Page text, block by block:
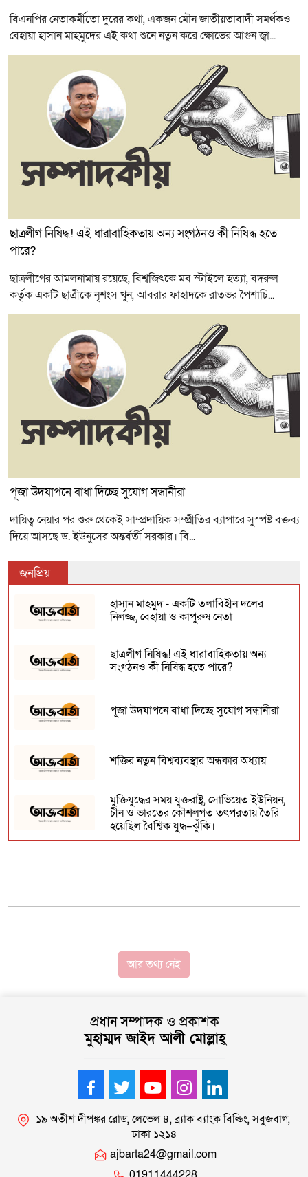
বিএনপির নেতাকর্মীতো দুরের কথা, একজন মৌন জাতীয়তাবাদী সমর্থকও
বেহায়া হাসান মাহমুদের এই কথা শুনে নতুন করে ক্ষোভের আগুন জ্বা...
ছাত্রলীগ নিষিদ্ধ! এই ধারাবাহিকতায় অন্য সংগঠনও কী নিষিদ্ধ হতে
পারে?
ছাত্রলীগের আমলনামায় রয়েছে, বিশ্বজিৎকে মব স্টাইলে হত্যা, বদরুল
কর্তৃক একটি ছাত্রীকে নৃশংস খুন, আবরার ফাহাদকে রাতভর পৈশাচি...
পূজা উদযাপনে বাধা দিচ্ছে সুযোগ সন্ধানীরা
দায়িত্ব নেয়ার পর শুরু থেকেই সাম্প্রদায়িক সম্প্রীতির ব্যাপারে সুস্পষ্ট বক্তব্য
দিয়ে আসছে ড. ইউনুসের অন্তর্বর্তী সরকার। বি...
জনপ্রিয়
হাসান মাহমুদ - একটি তলাবিহীন দলের
নির্লজ্জ, বেহায়া ও কাপুরুষ নেতা
ছাত্রলীগ নিষিদ্ধ! এই ধারাবাহিকতায় অন্য
সংগঠনও কী নিষিদ্ধ হতে পারে?
পূজা উদযাপনে বাধা দিচ্ছে সুযোগ সন্ধানীরা
শক্তির নতুন বিশ্বব্যবস্থার অন্ধকার অধ্যায়
মুক্তিযুদ্ধের সময় যুক্তরাষ্ট্র, সোভিয়েত ইউনিয়ন,
চীন ও ভারতের কৌশলগত তৎপরতায় তৈরি
হয়েছিল বৈশ্বিক যুদ্ধ–ঝুঁকি।
আর তথ্য নেই
প্রধান সম্পাদক ও প্রকাশক
মুহাম্মদ জাইদ আলী মোল্লাহ্
১৯ অতীশ দীপঙ্কর রোড, লেভেল ৪, ব্র্যাক ব্যাংক বিল্ডিং, সবুজবাগ,
ঢাকা ১২১৪
ajbarta24@gmail.com